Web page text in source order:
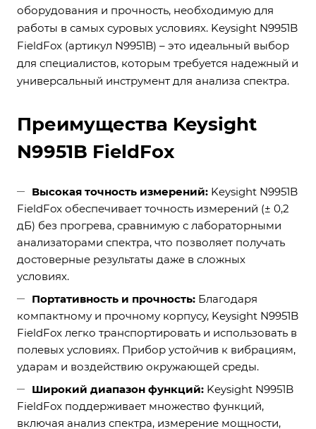
оборудования и прочность, необходимую для
работы в самых суровых условиях. Keysight N9951B
FieldFox (артикул N9951B) – это идеальный выбор
для специалистов, которым требуется надежный и
универсальный инструмент для анализа спектра.
Преимущества Keysight
N9951B FieldFox
Высокая точность измерений: Keysight N9951B
FieldFox обеспечивает точность измерений (± 0,2
дБ) без прогрева, сравнимую с лабораторными
анализаторами спектра, что позволяет получать
достоверные результаты даже в сложных
условиях.
Портативность и прочность: Благодаря
компактному и прочному корпусу, Keysight N9951B
FieldFox легко транспортировать и использовать в
полевых условиях. Прибор устойчив к вибрациям,
ударам и воздействию окружающей среды.
Широкий диапазон функций: Keysight N9951B
FieldFox поддерживает множество функций,
включая анализ спектра, измерение мощности,